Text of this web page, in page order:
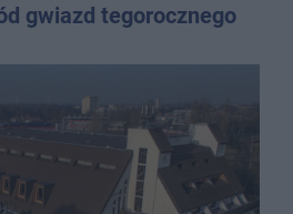
gwiazd tegorocznego